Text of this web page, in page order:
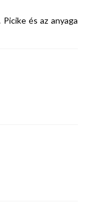
és az anyaga